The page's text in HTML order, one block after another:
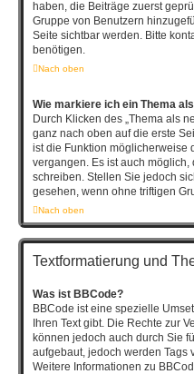
haben, die Beiträge zuerst
Gruppe von Benutzern
Seite sichtbar werden. Bitte
benötigen.
Nach oben
Wie markiere ich ein Thema
Durch Klicken des „Thema als
ganz nach oben auf die erste
ist die Funktion möglicherweise
vergangen. Es ist auch
schreiben. Stellen Sie jedoch
gesehen, wenn ohne triftigen
Nach oben
Textformatierung und
Was ist BBCode?
BBCode ist eine spezielle
Ihren Text gibt. Die Rechte zur
können jedoch auch durch Sie
aufgebaut, jedoch werden Tags
Weitere Informationen zu